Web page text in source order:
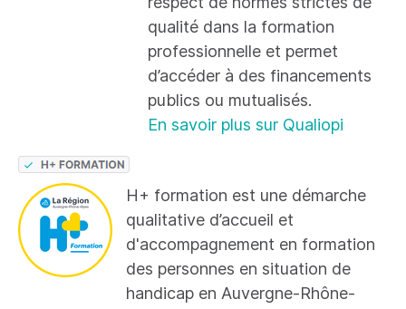
qualité dans la formation
professionnelle et permet
d’accéder à des financements
publics ou mutualisés.
En savoir plus sur Qualiopi
H+ formation est une démarche
qualitative d’accueil et
d'accompagnement en formation
des personnes en situation de
handicap en Auvergne-Rhône-